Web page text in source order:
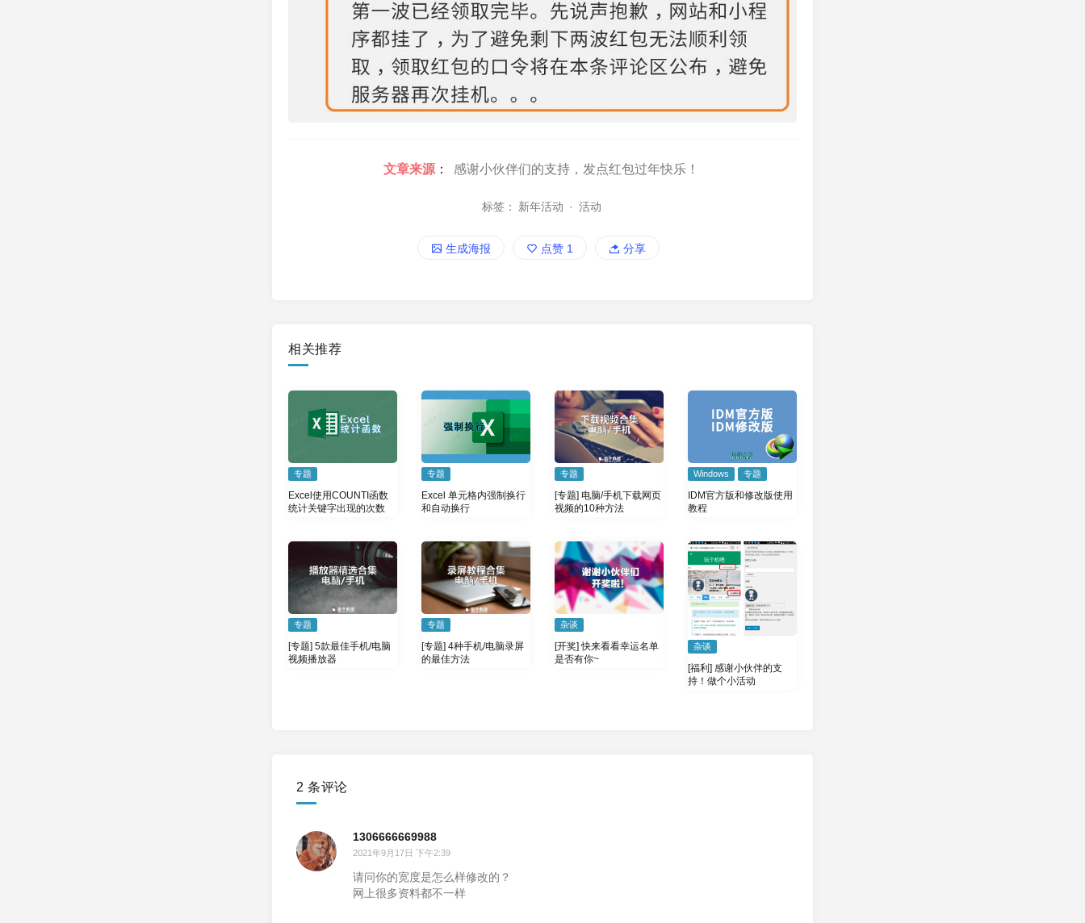
文章来源 ： 感谢小伙伴们的支持，发点红包过年快乐！
标签： 新年活动 · 活动
生成海报 点赞 1 分享
相关推荐
专题
Excel使用COUNTI函数
统计关键字出现的次数
专题
Excel 单元格内强制换行
和自动换行
专题
[专题] 电脑/手机下载网页
视频的10种方法
Windows 专题
IDM官方版和修改版使用
教程
专题
[专题] 5款最佳手机/电脑
视频播放器
专题
[专题] 4种手机/电脑录屏
的最佳方法
杂谈
[开奖] 快来看看幸运名单
是否有你~
杂谈
[福利] 感谢小伙伴的支
持！做个小活动
2 条评论
1306666669988
2021年9月17日 下午2:39
请问你的宽度是怎么样修改的？
网上很多资料都不一样